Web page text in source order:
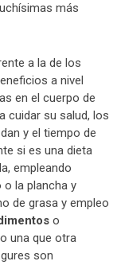
más
a la de los
a nivel
en el cuerpo de
cuidar su salud, los
y el tiempo de
si es una dieta
empleando
la plancha y
de grasa y empleo
o
una que otra
son